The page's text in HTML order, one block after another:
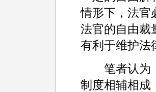
情形下，法官
法官的自由裁
有利于维护法
笔者认为，
制度相辅相成